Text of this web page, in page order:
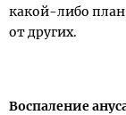
какой-либо
от других.
Воспаление